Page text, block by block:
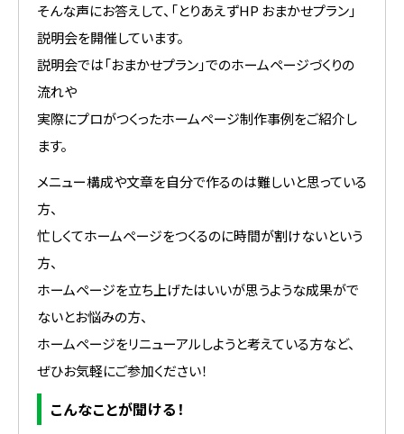
そんな声にお答えして、「とりあえずHP おまかせプラン」
説明会を開催しています。
説明会では「おまかせプラン」でのホームページづくりの
流れや
実際にプロがつくったホームページ制作事例をご紹介し
ます。
メニュー構成や文章を自分で作るのは難しいと思っている
方、
忙しくてホームページをつくるのに時間が割けないという
方、
ホームページを立ち上げたはいいが思うような成果がで
ないとお悩みの方、
ホームページをリニューアルしようと考えている方など、
ぜひお気軽にご参加ください！
こんなことが聞ける！